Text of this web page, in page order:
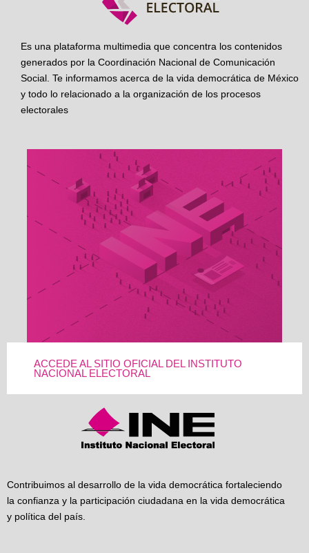
Es una plataforma multimedia que concentra los contenidos
generados por la Coordinación Nacional de Comunicación
Social. Te informamos acerca de la vida democrática de México
y todo lo relacionado a la organización de los procesos
electorales
ACCEDE AL SITIO OFICIAL DEL INSTITUTO
NACIONAL ELECTORAL
Contribuimos al desarrollo de la vida democrática fortaleciendo
la confianza y la participación ciudadana en la vida democrática
y política del país.